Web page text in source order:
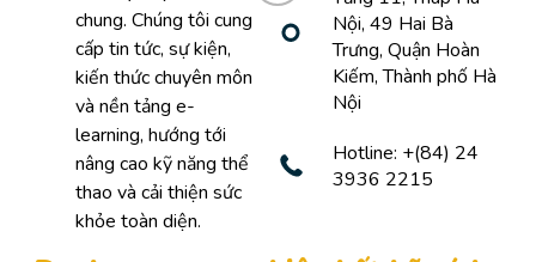
chung. Chúng tôi cung
cấp tin tức, sự kiện,
kiến thức chuyên môn
và nền tảng e-
learning, hướng tới
nâng cao kỹ năng thể
thao và cải thiện sức
khỏe toàn diện.
Nội, 49 Hai Bà
Trưng, Quận Hoàn
Kiếm, Thành phố Hà
Nội
Hotline: +(84) 24
3936 2215